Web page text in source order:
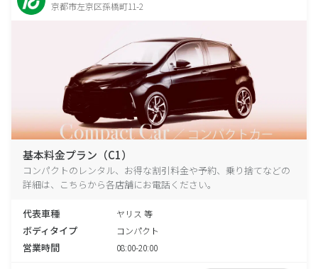
京都市左京区孫橋町11-2
基本料金プラン（C1）
コンパクトのレンタル、お得な割引料金や予約、乗り捨てなどの
詳細は、こちらから各店舗にお電話ください。
代表車種 ヤリス 等
ボディタイプ コンパクト
営業時間 08:00-20:00